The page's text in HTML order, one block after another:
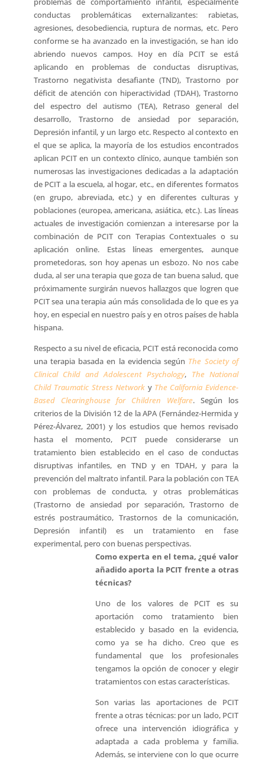
conductas problemáticas externalizantes: rabietas,
agresiones, desobediencia, ruptura de normas, etc. Pero
conforme se ha avanzado en la investigación, se han ido
abriendo nuevos campos. Hoy en día PCIT se está
aplicando en problemas de conductas disruptivas,
Trastorno negativista desafiante (TND), Trastorno por
déficit de atención con hiperactividad (TDAH), Trastorno
del espectro del autismo (TEA), Retraso general del
desarrollo, Trastorno de ansiedad por separación,
Depresión infantil, y un largo etc. Respecto al contexto en
el que se aplica, la mayoría de los estudios encontrados
aplican PCIT en un contexto clínico, aunque también son
numerosas las investigaciones dedicadas a la adaptación
de PCIT a la escuela, al hogar, etc., en diferentes formatos
(en grupo, abreviada, etc.) y en diferentes culturas y
poblaciones (europea, americana, asiática, etc.). Las líneas
actuales de investigación comienzan a interesarse por la
combinación de PCIT con Terapias Contextuales o su
aplicación online. Estas líneas emergentes, aunque
prometedoras, son hoy apenas un esbozo. No nos cabe
duda, al ser una terapia que goza de tan buena salud, que
próximamente surgirán nuevos hallazgos que logren que
PCIT sea una terapia aún más consolidada de lo que es ya
hoy, en especial en nuestro país y en otros países de habla
hispana.
Respecto a su nivel de eficacia, PCIT está reconocida como
una terapia basada en la evidencia según The Society of
Clinical Child and Adolescent Psychology, The National
Child Traumatic Stress Network y The California Evidence-
Based Clearinghouse for Children Welfare. Según los
criterios de la División 12 de la APA (Fernández-Hermida y
Pérez-Álvarez, 2001) y los estudios que hemos revisado
hasta el momento, PCIT puede considerarse un
tratamiento bien establecido en el caso de conductas
disruptivas infantiles, en TND y en TDAH, y para la
prevención del maltrato infantil. Para la población con TEA
con problemas de conducta, y otras problemáticas
(Trastorno de ansiedad por separación, Trastorno de
estrés postraumático, Trastornos de la comunicación,
Depresión infantil) es un tratamiento en fase
experimental, pero con buenas perspectivas.
Como experta en el tema, ¿qué valor
añadido aporta la PCIT frente a otras
técnicas?
Uno de los valores de PCIT es su
aportación como tratamiento bien
establecido y basado en la evidencia,
como ya se ha dicho. Creo que es
fundamental que los profesionales
tengamos la opción de conocer y elegir
tratamientos con estas características.
Son varias las aportaciones de PCIT
frente a otras técnicas: por un lado, PCIT
ofrece una intervención idiográfica y
adaptada a cada problema y familia.
Además, se interviene con lo que ocurre